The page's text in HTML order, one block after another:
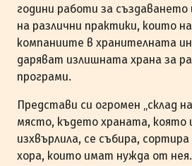
години работи за
на различни практики, които
компаниите в хранителната
даряват излишната храна за
програми.
Представи си огромен „склад
място, където храната, която
изхвърлила, се събира,
хора, които имат нужда от нея.